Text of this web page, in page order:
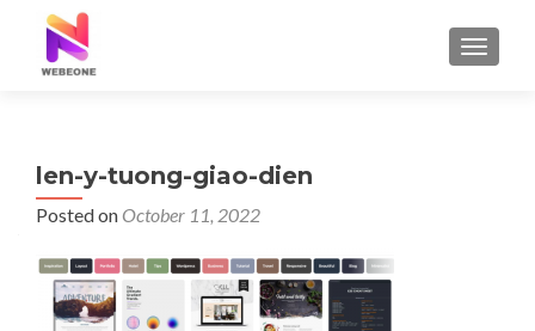
len-y-tuong-giao-dien
Posted on October 11, 2022